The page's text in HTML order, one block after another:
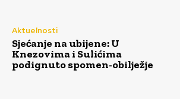
Aktuelnosti
Sjećanje na ubijene: U
Knezovima i Sulićima
podignuto spomen-obilježje